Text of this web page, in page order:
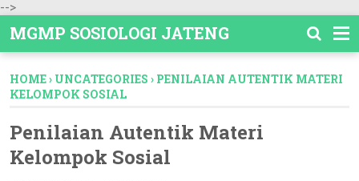
-->
MGMP SOSIOLOGI JATENG
HOME› UNCATEGORIES › PENILAIAN AUTENTIK MATERI
KELOMPOK SOSIAL
Penilaian Autentik Materi
Kelompok Sosial